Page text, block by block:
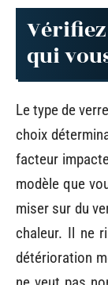
qui
Le type de
choix
facteur
modèle que
miser sur du
chaleur. Il ne
détérioration